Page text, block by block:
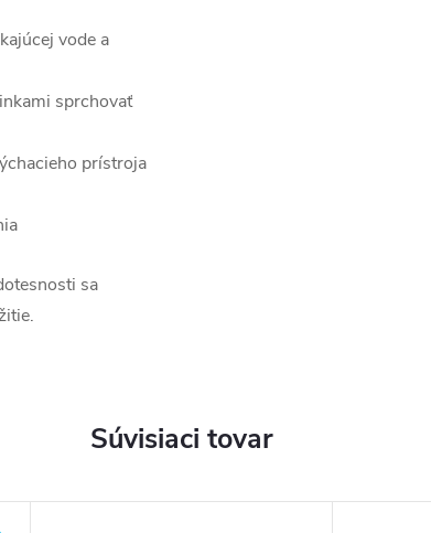
vode a
sprchovať
prístroja
sa
Súvisiaci tovar